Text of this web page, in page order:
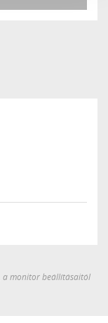
a monitor beállításaitól